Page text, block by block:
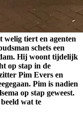
welig tiert en agenten
schets een
Hij woont tijdelijk
op stap in de
Pim Evers en
Pim is nadien
op stap geweest.
wat te